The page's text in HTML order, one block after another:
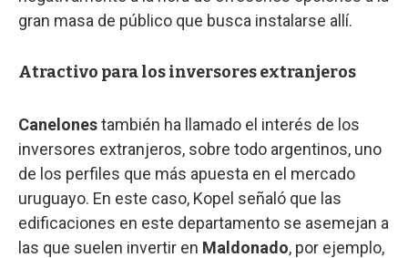
gran masa de público que busca instalarse allí.
Atractivo para los inversores extranjeros
Canelonestambién ha llamado el interés de los
inversores extranjeros, sobre todo argentinos, uno
de los perfiles que más apuesta en el mercado
uruguayo. En este caso, Kopel señaló que las
edificaciones en este departamento se asemejan a
las que suelen invertir en Maldonado, por ejemplo,